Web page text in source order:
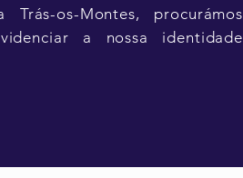
os-Montes, procurámos
a nossa identidade